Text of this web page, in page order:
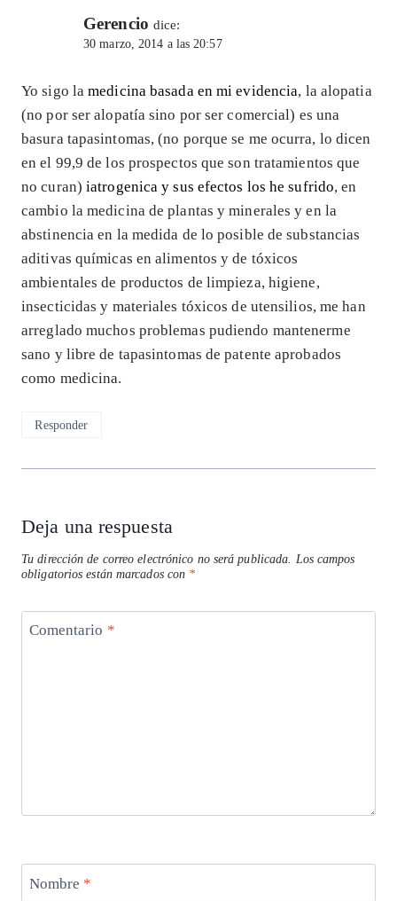
Gerencio dice:
30 marzo, 2014 a las 20:57
Yo sigo lamedicina basada en mi evidencia, la alopatia
(no por ser alopatía sino por ser comercial) es una
basura tapasintomas, (no porque se me ocurra, lo dicen
en el 99,9 de los prospectos que son tratamientos que
no curan)iatrogenica y sus efectos los he sufrido, en
cambio la medicina de plantas y minerales y en la
abstinencia en la medida de lo posible de substancias
aditivas químicas en alimentos y de tóxicos
ambientales de productos de limpieza, higiene,
insecticidas y materiales tóxicos de utensilios, me han
arreglado muchos problemas pudiendo mantenerme
sano y libre de tapasintomas de patente aprobados
como medicina.
Responder
Deja una respuesta
Tu dirección de correo electrónico no será publicada. Los campos
obligatorios están marcados con *
Comentario *
Nombre *